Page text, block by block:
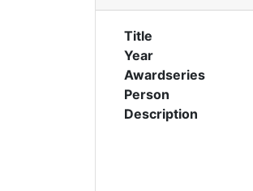
Title
Year
Awardseries
Person
Description